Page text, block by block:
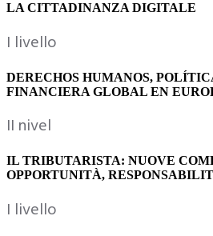
LA CITTADINANZA DIGITALE
I livello
DERECHOS HUMANOS,
FINANCIERA GLOBAL EN
II nivel
IL TRIBUTARISTA: NUOVE
OPPORTUNITÀ,
I livello